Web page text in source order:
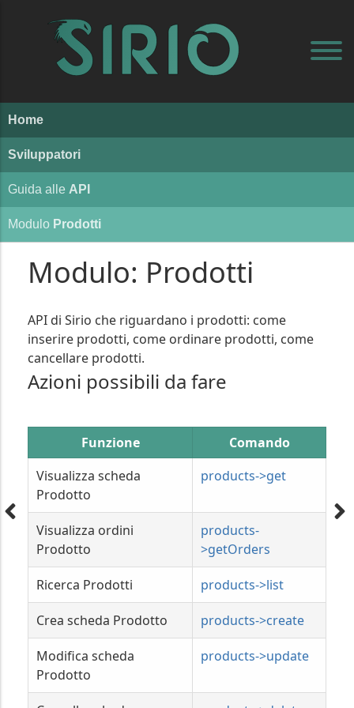
Home
Sviluppatori
Guida alle API
Modulo Prodotti
Modulo: Prodotti
API di Sirio che riguardano i prodotti: come
inserire prodotti, come ordinare prodotti, come
cancellare prodotti.
Azioni possibili da fare
Funzione
Comando
Visualizza scheda
Prodotto
products->get
Visualizza ordini
Prodotto
products-
>getOrders
Ricerca Prodotti products->list
Crea scheda Prodotto products->create
Modifica scheda
Prodotto
products->update